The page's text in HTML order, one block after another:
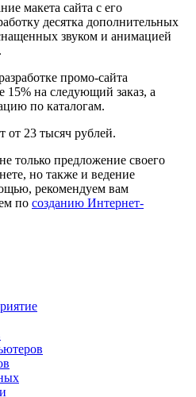
макета сайта с его
десятка дополнительных
звуком и анимацией
промо-сайта
15% на следующий заказ, а
по каталогам.
от 23 тысяч рублей.
только предложение своего
но также и ведение
рекомендуем вам
по созданию Интернет-